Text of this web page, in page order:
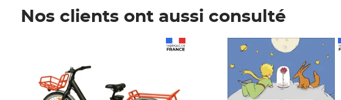
Nos clients ont aussi consulté
Prix 6,25€ HT